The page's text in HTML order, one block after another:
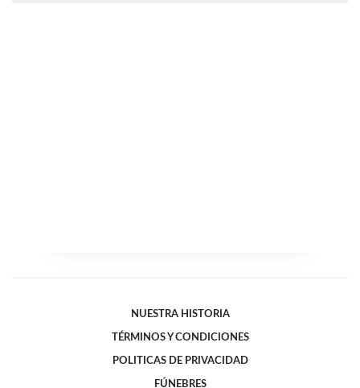
NUESTRA HISTORIA
TÉRMINOS Y CONDICIONES
POLITICAS DE PRIVACIDAD
FÚNEBRES